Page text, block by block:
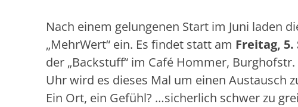
Nach einem gelungenen Start im Juni laden
„MehrWert“ ein. Es findet statt am Freitag, 5.
der „Backstuff“ im Café Hommer,
Uhr wird es dieses Mal um einen Austausch
Ein Ort, ein Gefühl? …sicherlich schwer zu